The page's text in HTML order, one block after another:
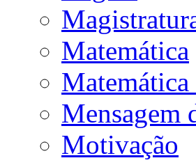
Matemática
Mensagem
Motivação